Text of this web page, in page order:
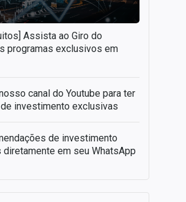
Assista ao Giro do
programas exclusivos em
canal do Youtube para ter
investimento exclusivas
de investimento
em seu WhatsApp